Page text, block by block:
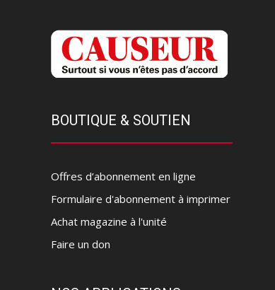
BOUTIQUE & SOUTIEN
Offres d’abonnement en ligne
Formulaire d'abonnement à imprimer
Achat magazine à l'unité
Faire un don